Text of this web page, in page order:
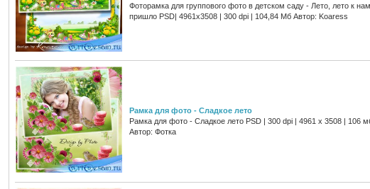
Фоторамка для группового фото в детском саду - Лето, лето к нам
пришло PSD| 4961x3508 | 300 dpi | 104,84 Мб Автор: Koaress
Рамка для фото - Сладкое лето
Рамка для фото - Сладкое лето PSD | 300 dpi | 4961 x 3508 | 106
Автор: Фотка